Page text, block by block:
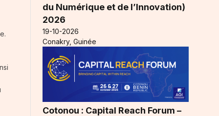
du Numérique et de l’Innovation)
2026
19-10-2026
Conakry, Guinée
Cotonou : Capital Reach Forum –